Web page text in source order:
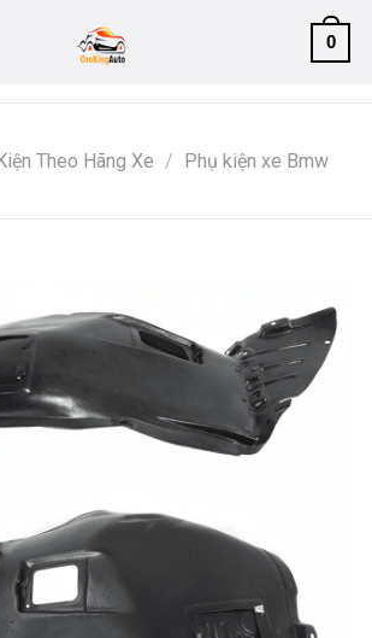
0
Theo Hãng Xe / Phụ kiện xe Bmw